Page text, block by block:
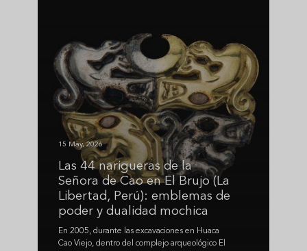
15 May, 2026
Las 44 narigueras de la
Señora de Cao en El Brujo (La
Libertad, Perú): emblemas de
poder y dualidad mochica
En 2005, durante las excavaciones en Huaca
Cao Viejo, dentro del complejo arqueológico El